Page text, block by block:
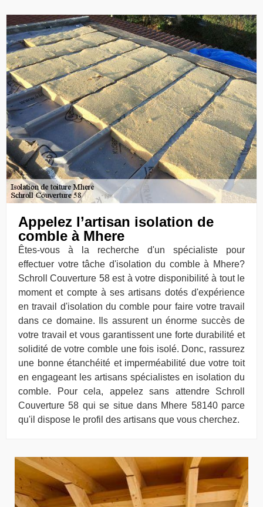
Appelez l’artisan isolation de
comble à Mhere
Êtes-vous à la recherche d'un spécialiste pour
effectuer votre tâche d'isolation du comble à Mhere?
Schroll Couverture 58 est à votre disponibilité à tout le
moment et compte à ses artisans dotés d'expérience
en travail d'isolation du comble pour faire votre travail
dans ce domaine. Ils assurent un énorme succès de
votre travail et vous garantissent une forte durabilité et
solidité de votre comble une fois isolé. Donc, rassurez
une bonne étanchéité et imperméabilité due votre toit
en engageant les artisans spécialistes en isolation du
comble. Pour cela, appelez sans attendre Schroll
Couverture 58 qui se situe dans Mhere 58140 parce
qu'il dispose le profil des artisans que vous cherchez.